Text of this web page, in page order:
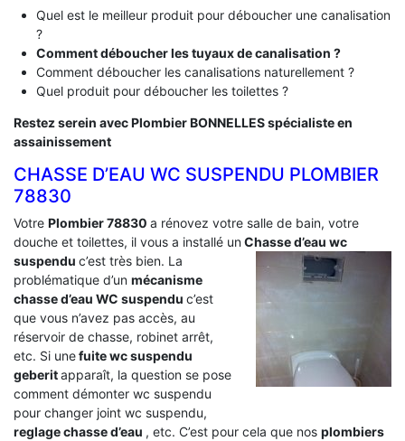
Quel est le meilleur produit pour déboucher une canalisation
?
Comment déboucher les tuyaux de canalisation ?
Comment déboucher les canalisations naturellement ?
Quel produit pour déboucher les toilettes ?
Restez serein avec Plombier BONNELLES spécialiste en
assainissement
CHASSE D’EAU WC SUSPENDU PLOMBIER
78830
Votre Plombier 78830 a rénovez votre salle de bain, votre
douche et toilettes, il vous a installé unChasse d’eau wc
suspendu c’est très bien. La
problématique d’un mécanisme
chasse d’eau WC suspendu c’est
que vous n’avez pas accès, au
réservoir de chasse, robinet arrêt,
etc. Si unefuite wc suspendu
geberitapparaît, la question se pose
comment démonter wc suspendu
pour changer joint wc suspendu,
reglage chasse d’eau , etc. C’est pour cela que nos plombiers